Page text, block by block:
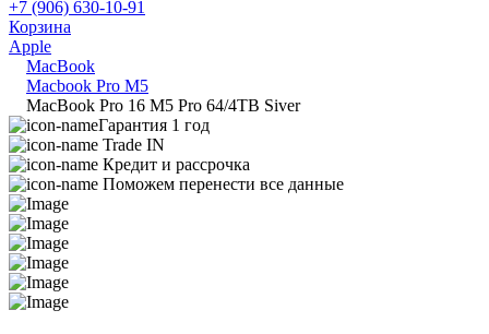
+7 (906) 630-10-91
Корзина
Apple
MacBook
Macbook Pro M5
MacBook Pro 16 M5 Pro 64/4TB Siver
Гарантия 1 год
Trade IN
Кредит и рассрочка
Поможем перенести все данные